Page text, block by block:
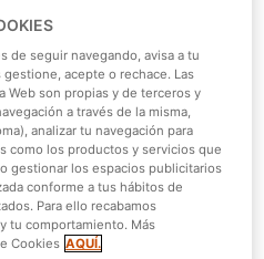
El sol, las buenas
ocio y diversión. Por
fácil con las siguientes
de Atracciones por 99 €*.
Warner por 104 €*.
€*..
de seguir navegando, avisa a tu
acepte o rechace. Las
Web son propias y de terceros y
a través de la misma,
analizar tu navegación para
como los productos y servicios que
gestionar los espacios publicitarios
conforme a tus hábitos de
Para ello recabamos
tu comportamiento. Más
Cookies AQUÍ.